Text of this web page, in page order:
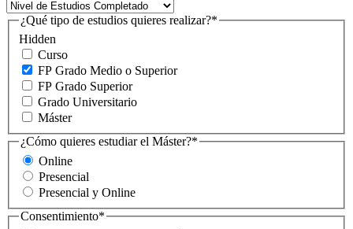
Hidden
¿Qué tipo de estudios quieres realizar?*
Curso
FP Grado Medio o Superior
FP Grado Superior
Grado Universitario
Máster
¿Cómo quieres estudiar el Máster?*
Online
Presencial
Presencial y Online
Consentimiento*